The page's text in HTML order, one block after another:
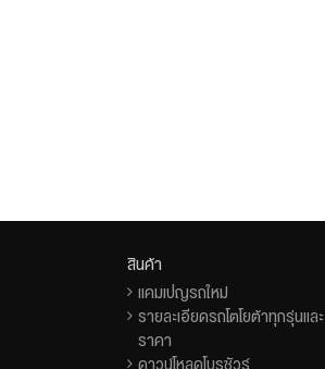
สินค้า
แคมเปญรถใหม่
รายละเอียดรถโตโยต้าทุกรุ่นและ
ราคา